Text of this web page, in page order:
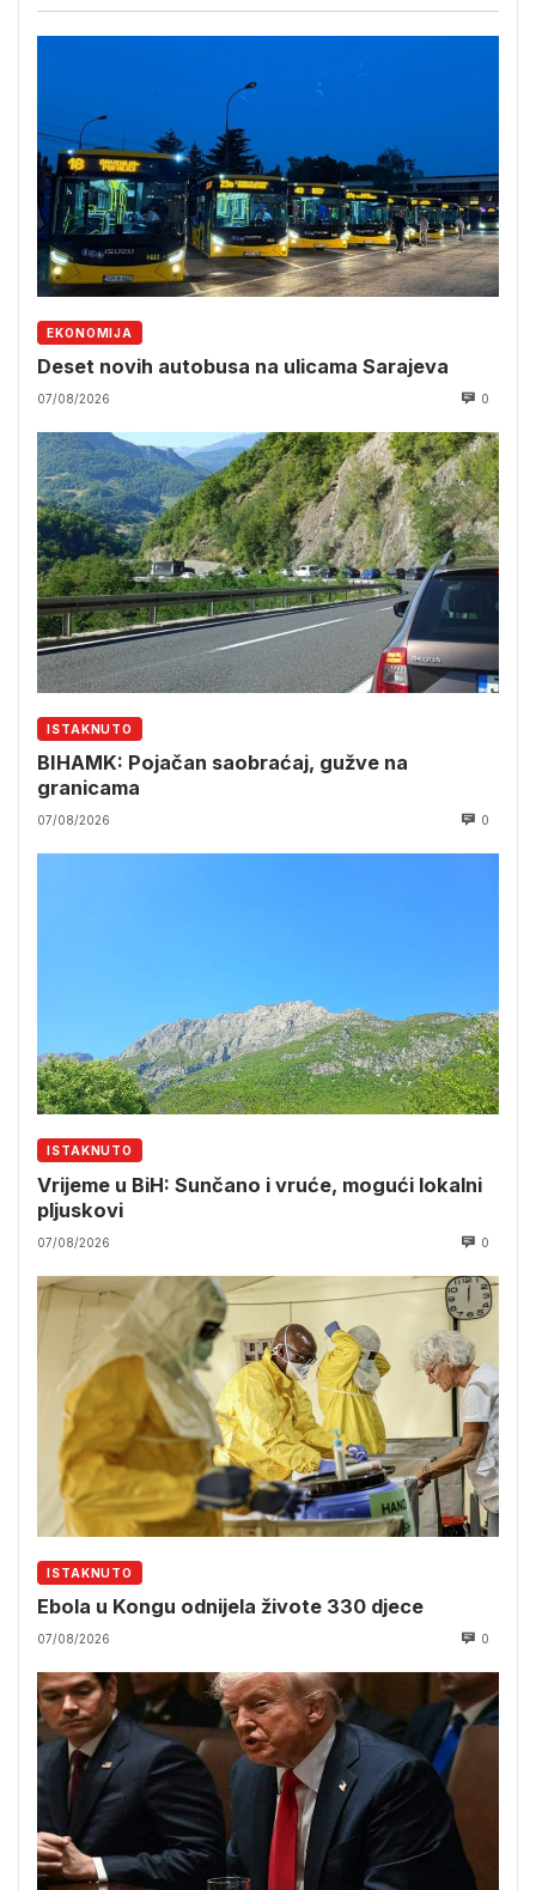
EKONOMIJA
Deset novih autobusa na ulicama Sarajeva
07/08/2026 0
ISTAKNUTO
BIHAMK: Pojačan saobraćaj, gužve na
granicama
07/08/2026 0
ISTAKNUTO
Vrijeme u BiH: Sunčano i vruće, mogući lokalni
pljuskovi
07/08/2026 0
ISTAKNUTO
Ebola u Kongu odnijela živote 330 djece
07/08/2026 0